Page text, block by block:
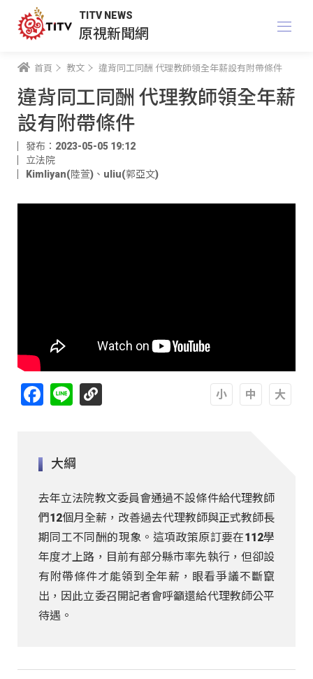
TITV NEWS
原視新聞網
首頁 教文 違背同工同酬 代理教師領全年薪設有附帶條件
違背同工同酬 代理教師領全年薪
設有附帶條件
發布：2023-05-05 19:12
立法院
Kimliyan(陸萱) 、 uliu(郭亞文)
Facebook
Line
大綱
去年立法院教文委員會通過不設條件給代理教師
們12個月全薪，改善過去代理教師與正式教師長
期同工不同酬的現象。這項政策原訂要在112學
年度才上路，目前有部分縣市率先執行，但卻設
有附帶條件才能領到全年薪，眼看爭議不斷竄
出，因此立委召開記者會呼籲還給代理教師公平
待遇。